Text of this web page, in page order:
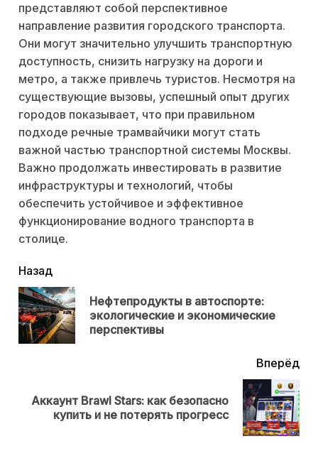
представляют собой перспективное
направление развития городского транспорта.
Они могут значительно улучшить транспортную
доступность, снизить нагрузку на дороги и
метро, а также привлечь туристов. Несмотря на
существующие вызовы, успешный опыт других
городов показывает, что при правильном
подходе речные трамвайчики могут стать
важной частью транспортной системы Москвы.
Важно продолжать инвестировать в развитие
инфраструктуры и технологий, чтобы
обеспечить устойчивое и эффективное
функционирование водного транспорта в
столице.
читать
еще
Назад
Нефтепродукты в автоспорте:
экологические и экономические
перспективы
Вперёд
Next
Аккаунт Brawl Stars: как безопасно
купить и не потерять прогресс